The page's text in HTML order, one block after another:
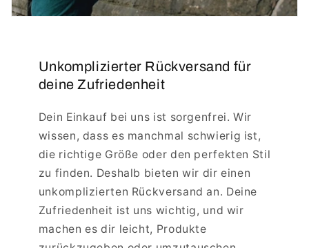
Unkomplizierter Rückversand für
deine Zufriedenheit
Dein Einkauf bei uns ist sorgenfrei. Wir
wissen, dass es manchmal schwierig ist,
die richtige Größe oder den perfekten Stil
zu finden. Deshalb bieten wir dir einen
unkomplizierten Rückversand an. Deine
Zufriedenheit ist uns wichtig, und wir
machen es dir leicht, Produkte